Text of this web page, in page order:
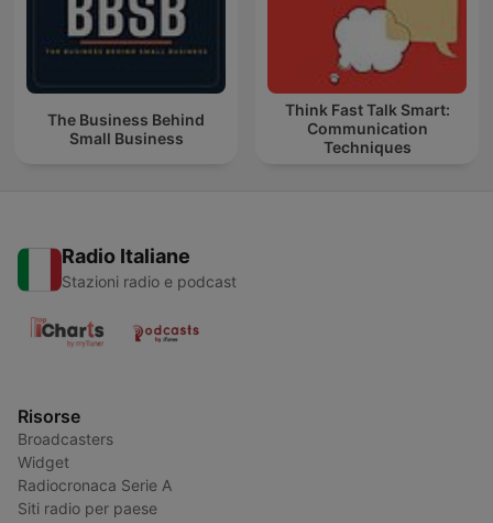
The Business Behind
Small Business
Think Fast Talk Smart:
Communication
Techniques
Radio Italiane
Stazioni radio e podcast
Risorse
Broadcasters
Widget
Radiocronaca Serie A
Siti radio per paese